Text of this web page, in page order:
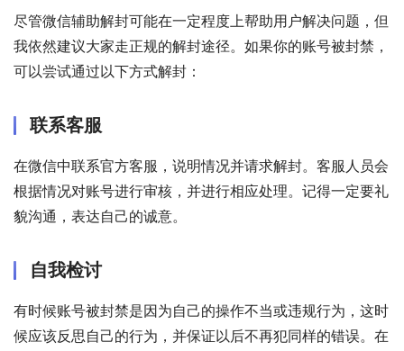
尽管微信辅助解封可能在一定程度上帮助用户解决问题，但
我依然建议大家走正规的解封途径。如果你的账号被封禁，
可以尝试通过以下方式解封：
联系客服
在微信中联系官方客服，说明情况并请求解封。客服人员会
根据情况对账号进行审核，并进行相应处理。记得一定要礼
貌沟通，表达自己的诚意。
自我检讨
有时候账号被封禁是因为自己的操作不当或违规行为，这时
候应该反思自己的行为，并保证以后不再犯同样的错误。在